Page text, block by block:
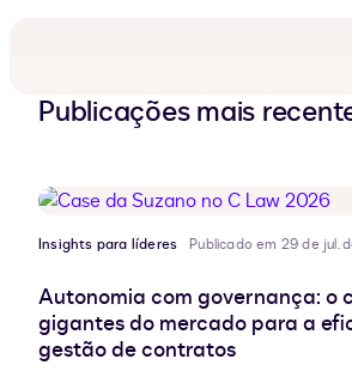
Publicações mais
Insights para líderes Publicado em 29 de jul.
Autonomia com governança: o
gigantes do mercado para a
gestão de contratos